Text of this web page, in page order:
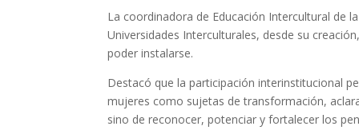
La coordinadora de Educación Intercultural de
Universidades Interculturales, desde su
poder instalarse.
Destacó que la participación interinstitucional
mujeres como sujetas de transformación,
sino de reconocer, potenciar y fortalecer los